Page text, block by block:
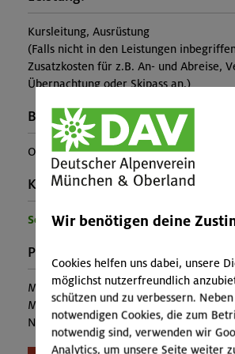
Kursleitung, Ausrüstung
(Falls nicht in den Leistungen
Zusatzkosten für z.B. An- und Abreise,
Übernachtung oder Skipass an.)
Buchungscode:
OL-26-0917
Kontakt Veranstalter:
Sektion Oberland
Preise:
Mitglieder:
Mitglieder anderer Sektion:
Nichtmitglieder:
Wir benötigen deine
Cookies helfen uns dabei, unsere
möglichst nutzerfreundlich
schützen und zu verbessern.
notwendigen Cookies, die zum
notwendig sind, verwenden wir
Analytics, um unsere Seite weiter